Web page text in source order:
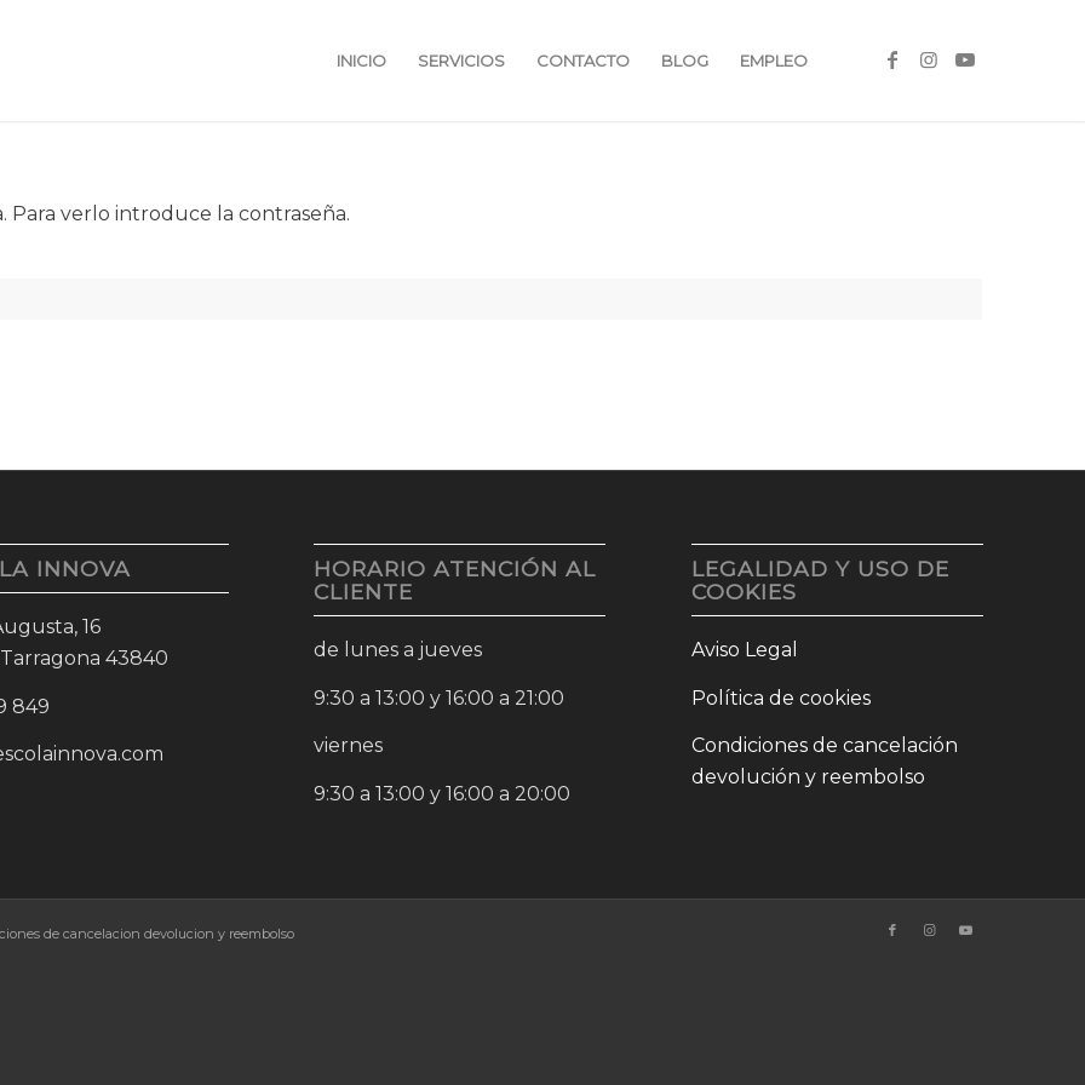
INICIO SERVICIOS CONTACTO BLOG EMPLEO
verlo introduce la contraseña.
INNOVA
16
43840
849
HORARIO ATENCIÓN AL
CLIENTE
de lunes a jueves
9:30 a 13:00 y 16:00 a 21:00
viernes
9:30 a 13:00 y 16:00 a 20:00
LEGALIDAD Y USO DE
COOKIES
Aviso Legal
Política de cookies
Condiciones de cancelación
devolución y reembolso
de cancelacion devolucion y reembolso